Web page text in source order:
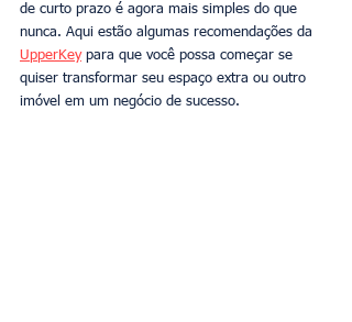
de curto prazo é agora mais simples do que
nunca. Aqui estão algumas recomendações da
UpperKey para que você possa começar se
quiser transformar seu espaço extra ou outro
imóvel em um negócio de sucesso.